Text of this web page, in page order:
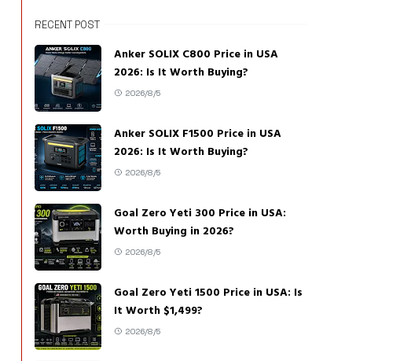
RECENT POST
Anker SOLIX C800 Price in USA
2026: Is It Worth Buying?
2026/8/5
Anker SOLIX F1500 Price in USA
2026: Is It Worth Buying?
2026/8/5
Goal Zero Yeti 300 Price in USA:
Worth Buying in 2026?
2026/8/5
Goal Zero Yeti 1500 Price in USA: Is
It Worth $1,499?
2026/8/5